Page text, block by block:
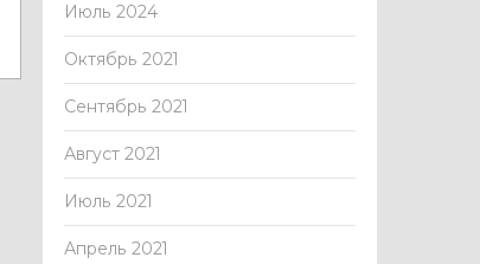
Июль 2024
Октябрь 2021
Сентябрь 2021
Август 2021
Июль 2021
Апрель 2021